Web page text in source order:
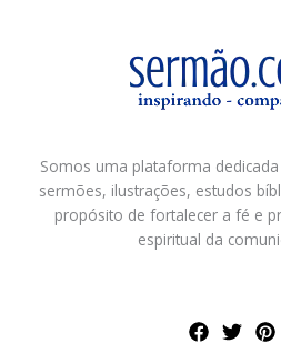
Somos uma plataforma
sermões, ilustrações, estudos
propósito de fortalecer a fé e
espiritual da